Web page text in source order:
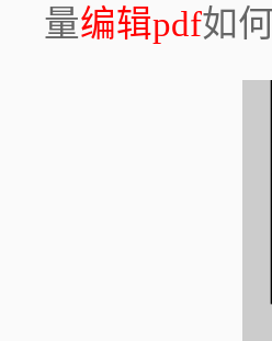
量编辑pdf如